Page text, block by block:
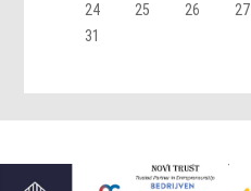
24
25 26 27
31